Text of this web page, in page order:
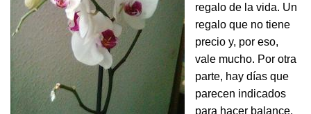
regalo de la vida. Un
regalo que no tiene
precio y, por eso,
vale mucho. Por otra
parte, hay días que
parecen indicados
para hacer balance.